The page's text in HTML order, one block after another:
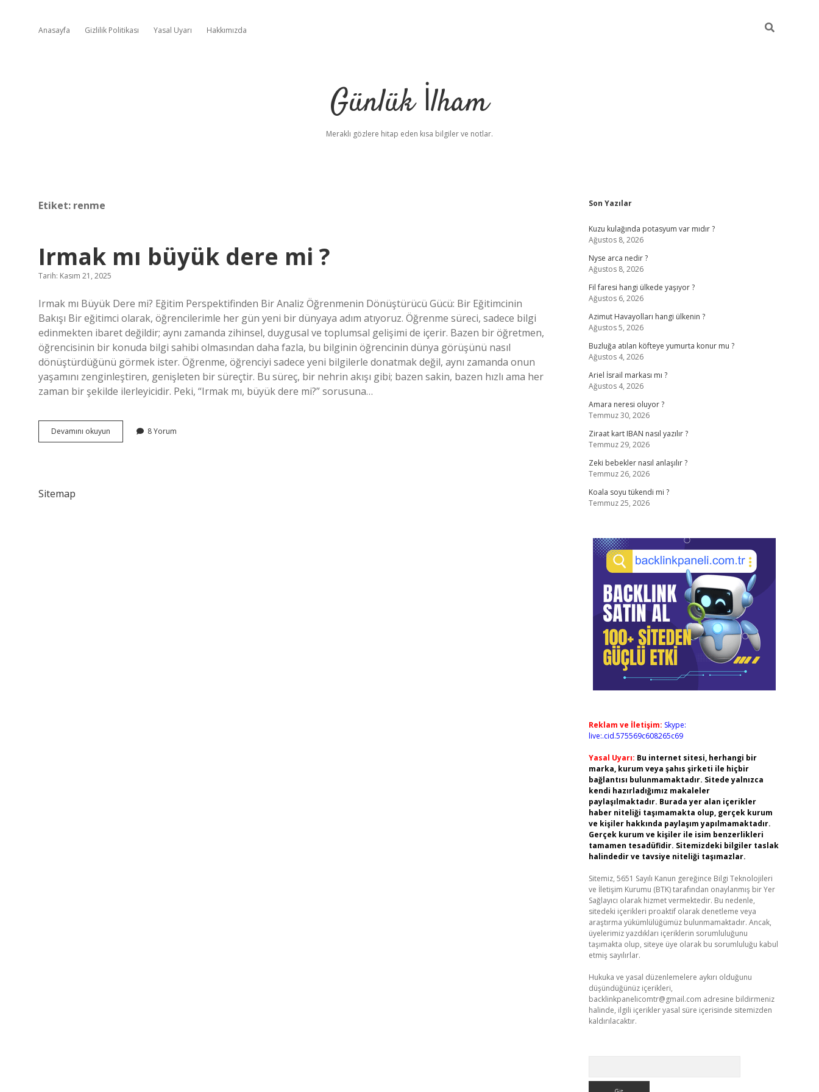
Anasayfa Gizlilik Politikası Yasal Uyarı Hakkımızda
Günlük İlham
Meraklı gözlere hitap eden kısa bilgiler ve notlar.
Etiket: renme
Irmak mı büyük dere mi ?
Tarih: Kasım 21, 2025
Irmak mı Büyük Dere mi? Eğitim Perspektifinden Bir Analiz Öğrenmenin Dönüştürücü Gücü: Bir Eğitimcinin
Bakışı Bir eğitimci olarak, öğrencilerimle her gün yeni bir dünyaya adım atıyoruz. Öğrenme süreci, sadece bilgi
edinmekten ibaret değildir; aynı zamanda zihinsel, duygusal ve toplumsal gelişimi de içerir. Bazen bir öğretmen,
öğrencisinin bir konuda bilgi sahibi olmasından daha fazla, bu bilginin öğrencinin dünya görüşünü nasıl
dönüştürdüğünü görmek ister. Öğrenme, öğrenciyi sadece yeni bilgilerle donatmak değil, aynı zamanda onun
yaşamını zenginleştiren, genişleten bir süreçtir. Bu süreç, bir nehrin akışı gibi; bazen sakin, bazen hızlı ama her
zaman bir şekilde ilerleyicidir. Peki, “Irmak mı, büyük dere mi?” sorusuna…
Devamını okuyun
mı
8 Yorum
Sitemap
Sidebar
Son Yazılar
Kuzu kulağında potasyum var mıdır ?
Ağustos 8, 2026
Nyse arca nedir ?
Ağustos 8, 2026
Fil faresi hangi ülkede yaşıyor ?
Ağustos 6, 2026
Azimut Havayolları hangi ülkenin ?
Ağustos 5, 2026
Buzluğa atılan köfteye yumurta konur mu ?
Ağustos 4, 2026
Ariel İsrail markası mı ?
Ağustos 4, 2026
Amara neresi oluyor ?
Temmuz 30, 2026
Ziraat kart IBAN nasıl yazılır ?
Temmuz 29, 2026
Zeki bebekler nasıl anlaşılır ?
Temmuz 26, 2026
Koala soyu tükendi mi ?
Temmuz 25, 2026
Reklam ve İletişim: Skype:
live:.cid.575569c608265c69
Yasal Uyarı: Bu internet sitesi, herhangi bir
marka, kurum veya şahıs şirketi ile hiçbir
bağlantısı bulunmamaktadır. Sitede yalnızca
kendi hazırladığımız makaleler
paylaşılmaktadır. Burada yer alan içerikler
haber niteliği taşımamakta olup, gerçek kurum
ve kişiler hakkında paylaşım yapılmamaktadır.
Gerçek kurum ve kişiler ile isim benzerlikleri
tamamen tesadüfidir. Sitemizdeki bilgiler taslak
halindedir ve tavsiye niteliği taşımazlar.
Sitemiz, 5651 Sayılı Kanun gereğince Bilgi Teknolojileri
ve İletişim Kurumu (BTK) tarafından onaylanmış bir Yer
Sağlayıcı olarak hizmet vermektedir. Bu nedenle,
sitedeki içerikleri proaktif olarak denetleme veya
araştırma yükümlülüğümüz bulunmamaktadır. Ancak,
üyelerimiz yazdıkları içeriklerin sorumluluğunu
taşımakta olup, siteye üye olarak bu sorumluluğu kabul
etmiş sayılırlar.
Hukuka ve yasal düzenlemelere aykırı olduğunu
düşündüğünüz içerikleri,
backlinkpanelicomtr@gmail.com adresine bildirmeniz
halinde, ilgili içerikler yasal süre içerisinde sitemizden
kaldırılacaktır.